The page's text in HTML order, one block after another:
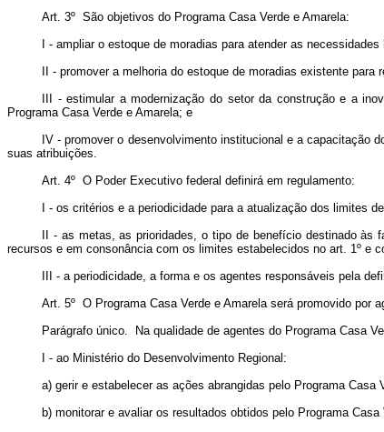
Art. 3º São objetivos do Programa Casa Verde e Amarela:
I - ampliar o estoque de moradias para atender as
II - promover a melhoria do estoque de moradias existente
III - estimular a modernização do setor da construção e a
Programa Casa Verde e Amarela; e
IV - promover o desenvolvimento institucional e a capacitação
suas atribuições.
Art. 4º O Poder Executivo federal definirá em regulamento:
I - os critérios e a periodicidade para a atualização dos limites
II - as metas, as prioridades, o tipo de benefício destinado
recursos e em consonância com os limites estabelecidos no art. 1º e
III - a periodicidade, a forma e os agentes responsáveis pela
Art. 5º O Programa Casa Verde e Amarela será promovido por
Parágrafo único. Na qualidade de agentes do Programa Casa
I - ao Ministério do Desenvolvimento Regional:
a) gerir e estabelecer as ações abrangidas pelo Programa Casa
b) monitorar e avaliar os resultados obtidos pelo Programa